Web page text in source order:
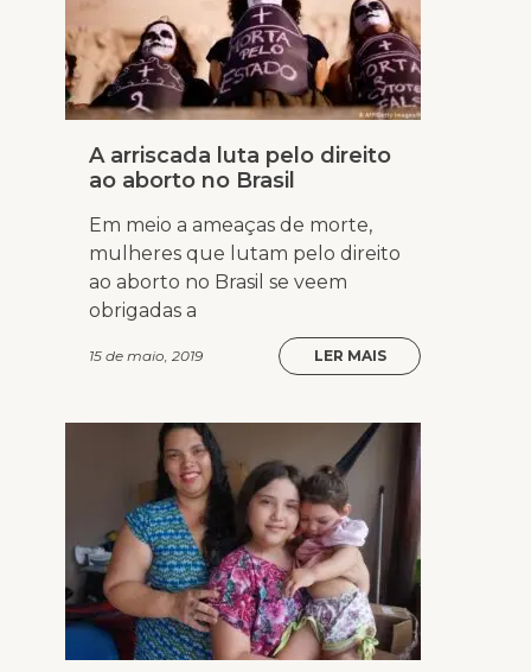
A arriscada luta pelo direito
ao aborto no Brasil
Em meio a ameaças de morte,
mulheres que lutam pelo direito
ao aborto no Brasil se veem
obrigadas a
15 de maio, 2019 LER MAIS